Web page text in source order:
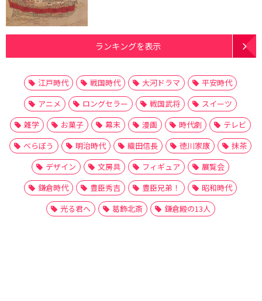
ランキングを表示
江戸時代 戦国時代 大河ドラマ
平安時代
アニメ
ロングセラー 戦国武将
スイーツ
雑学
お菓子 幕末 漫画 時代劇
テレビ
べらぼう
明治時代 織田信長 徳川家康
抹茶
デザイン
文房具 フィギュア
展覧会
鎌倉時代
豊臣秀吉 豊臣兄弟！
昭和時代
光る君へ
葛飾北斎 鎌倉殿の13人